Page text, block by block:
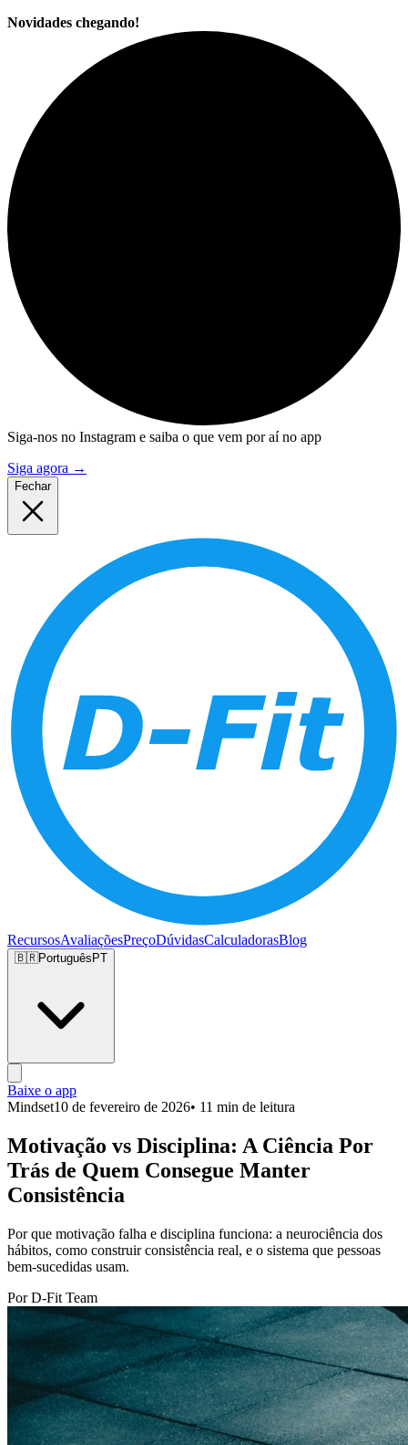
Novidades chegando!
Siga-nos no Instagram e saiba o que vem por aí no app
Siga agora →
Fechar
RecursosAvaliaçõesPreçoDúvidasCalculadorasBlog
🇧🇷PortuguêsPT
Baixe o app
Mindset10 de fevereiro de 2026• 11 min de leitura
Motivação vs Disciplina: A Ciência Por
Trás de Quem Consegue Manter
Consistência
Por que motivação falha e disciplina funciona: a neurociência dos
hábitos, como construir consistência real, e o sistema que pessoas
bem-sucedidas usam.
Por D-Fit Team